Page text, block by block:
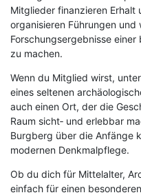
Mitglieder finanzieren Erhalt
organisieren Führungen und
Forschungsergebnisse
zu machen.
Wenn du Mitglied wirst,
eines seltenen
auch einen Ort, der die
Raum sicht‑ und erlebbar
Burgberg über die Anfänge
modernen Denkmalpflege.
Ob du dich für Mittelalter,
einfach für einen